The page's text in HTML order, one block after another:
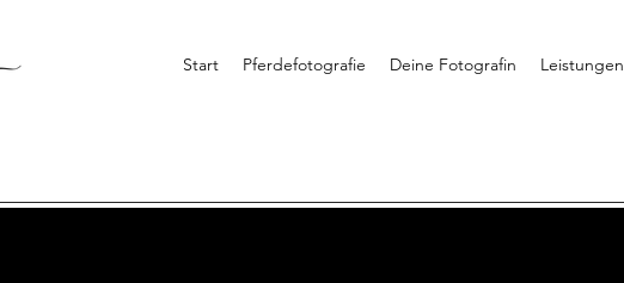
Start Pferdefotografie Deine Fotografin Leistungen